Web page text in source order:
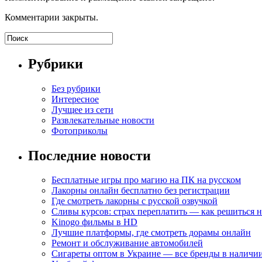
Комментарии закрыты.
Рубрики
Без рубрики
Интересное
Лучщее из сети
Развлекательные новости
Фотоприколы
Последние новости
Бесплатные игры про магию на ПК на русском
Лакорны онлайн бесплатно без регистрации
Где смотреть лакорны с русской озвучкой
Сливы курсов: страх переплатить — как решиться
Kinogo фильмы в HD
Лучшие платформы, где смотреть дорамы онлайн
Ремонт и обслуживание автомобилей
Сигареты оптом в Украине — все бренды в